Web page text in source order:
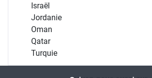
Israël
Jordanie
Oman
Qatar
Turquie